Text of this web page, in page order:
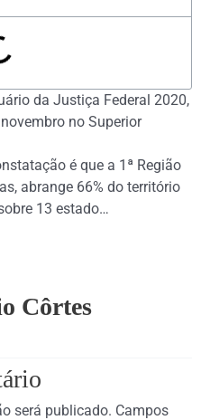
da Justiça Federal 2020,
no Superior
é que a 1ª Região
abrange 66% do território
13 estado…
Côrtes
será publicado. Campos